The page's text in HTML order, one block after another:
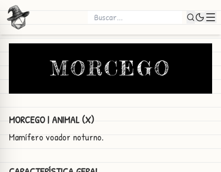
MORCEGO
MORCEGO | ANIMAL (X)
Mamífero voador noturno.